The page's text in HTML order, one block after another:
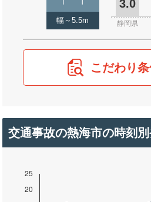
幅～5.5m
3.0
静岡県
こだわり
交通事故の熱海市の時刻